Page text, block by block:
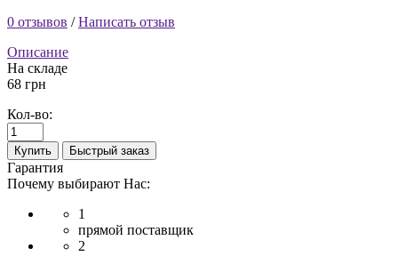
0 отзывов /Написать отзыв
Описание
На складе
68 грн
Кол-во:
Купить Быстрый заказ
Гарантия
Почему выбирают Нас:
1
прямой поставщик
2